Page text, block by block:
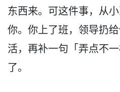
东西来。可这件事，从
你。你上了班，领导扔
活，再补一句「弄点不
了。